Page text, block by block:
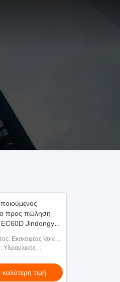
προς πώληση
EC60D Jindongyu
Εκσκαφέας Volvo
Υδραυλικός
τιμή